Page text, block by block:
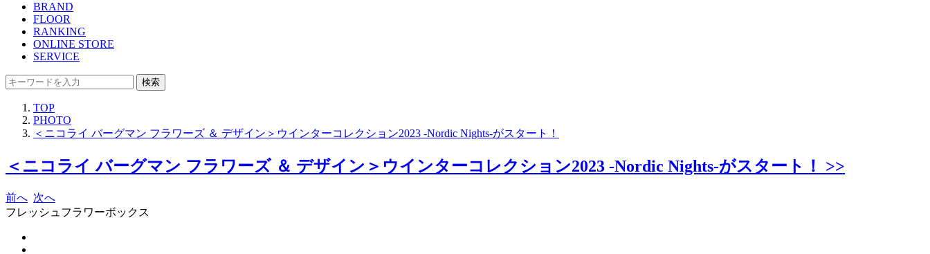
BRAND
FLOOR
RANKING
ONLINE STORE
SERVICE
検索
TOP
PHOTO
＜ニコライ バーグマン フラワーズ ＆ デザイン＞ウインターコレクション2023 -Nordic Nights-がスタート！
＜ニコライ バーグマン フラワーズ ＆ デザイン＞ウインターコレクション2023 -Nordic Nights-がスタート！ >>
前へ 次へ
フレッシュフラワーボックス